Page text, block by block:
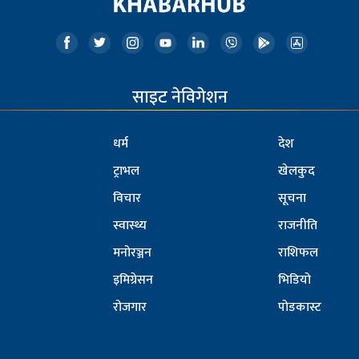
साइट नेविगेशन
धर्म
ट्राभल
विचार
स्वास्थ्य
मनोरञ्जन
इमिग्रेसन
रोजगार
देश
खेलकुद
सूचना
राजनीति
राशिफल
भिडियो
पोडकास्ट